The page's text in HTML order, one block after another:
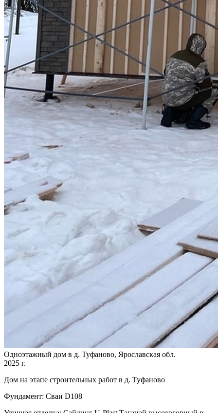
Одноэтажный дом в д. Туфаново, Ярославская обл.
2025 г.
Дом на этапе строительных работ в д. Туфаново
Фундамент: Сваи D108